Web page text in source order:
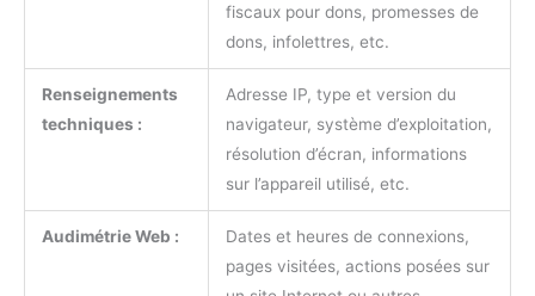
fiscaux pour dons, promesses de
dons, infolettres, etc.
Renseignements
techniques :
Adresse IP, type et version du
navigateur, système d’exploitation,
résolution d’écran, informations
sur l’appareil utilisé, etc.
Audimétrie Web :
Dates et heures de connexions,
pages visitées, actions posées sur